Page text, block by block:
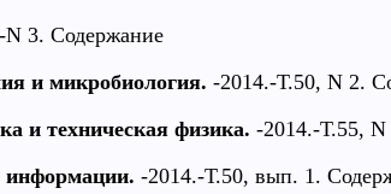
N 3. Содержание
и микробиология. -2014.-Т.50, N 2.
и техническая физика. -2014.-Т.55,
информации. -2014.-Т.50, вып. 1.